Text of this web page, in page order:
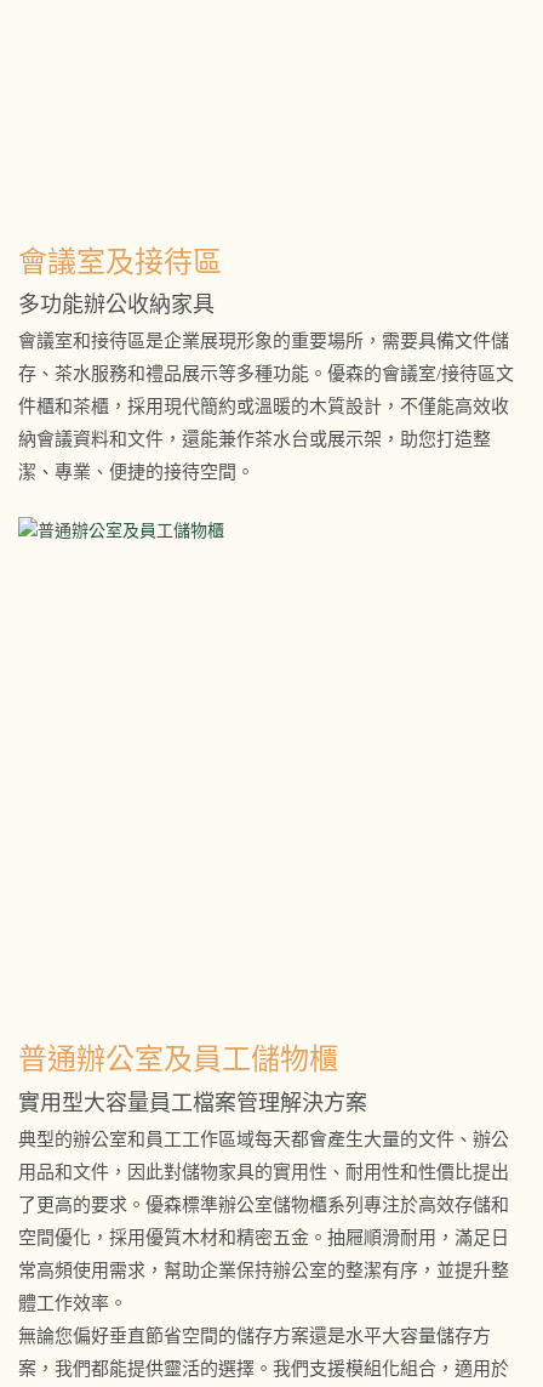
會議室及接待區
多功能辦公收納家具
會議室和接待區是企業展現形象的重要場所，需要具備文件儲
存、茶水服務和禮品展示等多種功能。優森的會議室/接待區文
件櫃和茶櫃，採用現代簡約或溫暖的木質設計，不僅能高效收
納會議資料和文件，還能兼作茶水台或展示架，助您打造整
潔、專業、便捷的接待空間。
普通辦公室及員工儲物櫃
實用型大容量員工檔案管理解決方案
典型的辦公室和員工工作區域每天都會產生大量的文件、辦公
用品和文件，因此對儲物家具的實用性、耐用性和性價比提出
了更高的要求。優森標準辦公室儲物櫃系列專注於高效存儲和
空間優化，採用優質木材和精密五金。抽屜順滑耐用，滿足日
常高頻使用需求，幫助企業保持辦公室的整潔有序，並提升整
體工作效率。
無論您偏好垂直節省空間的儲存方案還是水平大容量儲存方
案，我們都能提供靈活的選擇。我們支援模組化組合，適用於